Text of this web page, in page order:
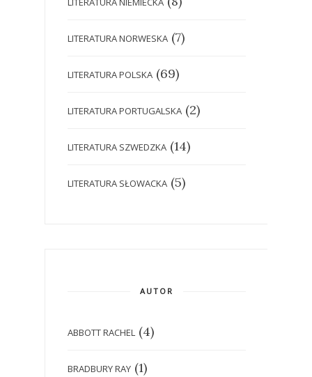
LITERATURA NORWESKA (7)
LITERATURA POLSKA (69)
LITERATURA PORTUGALSKA (2)
LITERATURA SZWEDZKA (14)
LITERATURA SŁOWACKA (5)
AUTOR
ABBOTT RACHEL (4)
BRADBURY RAY (1)